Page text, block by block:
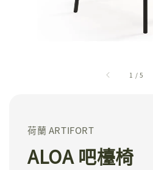
1 /5
荷蘭 ARTIFORT
ALOA 吧檯椅